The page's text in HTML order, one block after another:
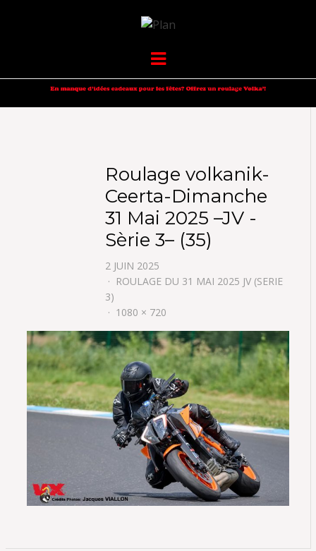
VOLKANIK-
ENDURANCE
Menu
Roulage volkanik-
Ceerta-Dimanche
31 Mai 2025 –JV -
Sèrie 3– (35)
2 JUIN 2025
ROULAGE DU 31 MAI 2025 JV (SERIE
3)
1080 × 720